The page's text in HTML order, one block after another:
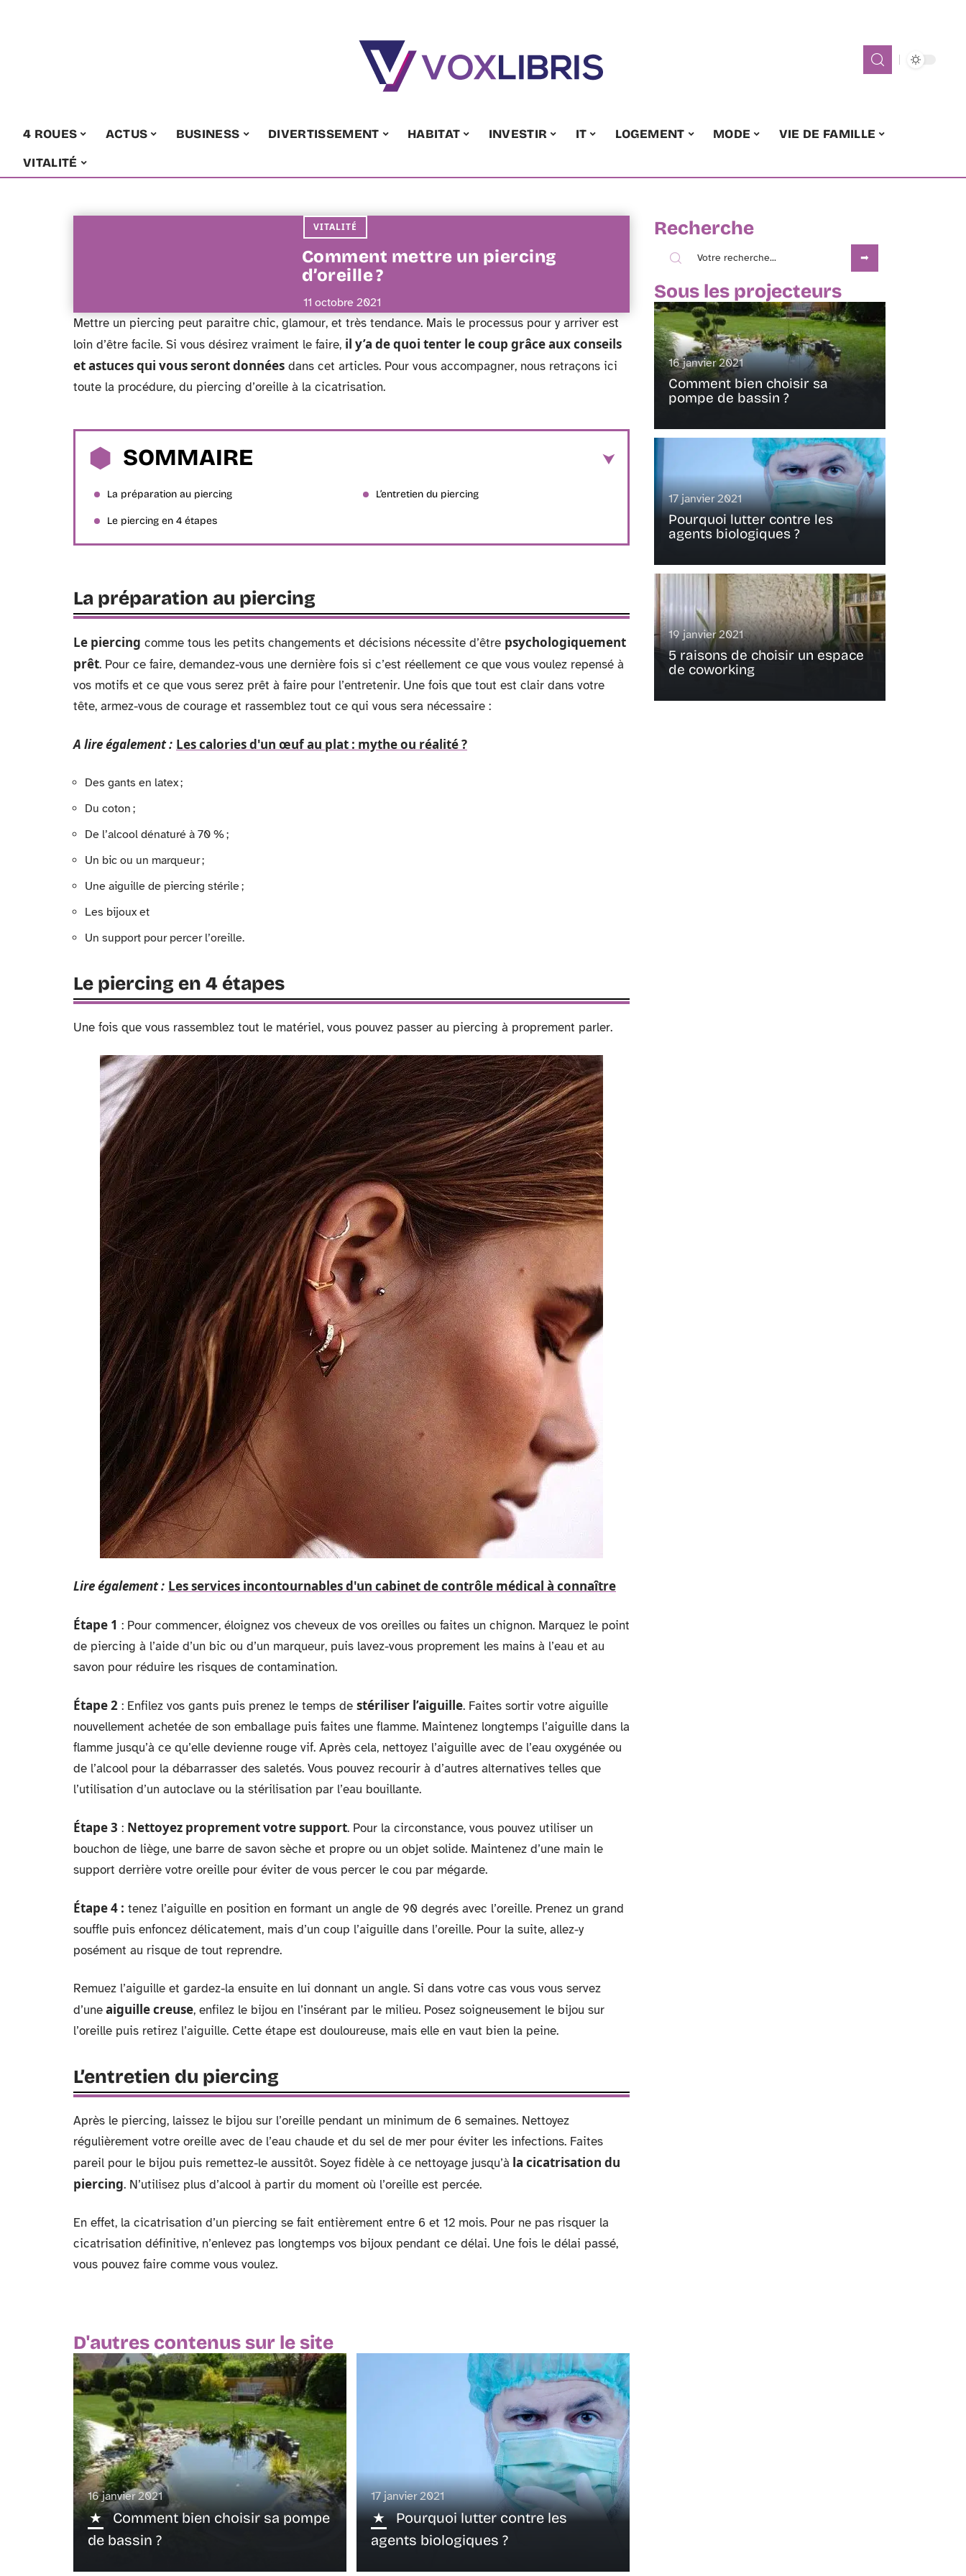
4 ROUES ACTUS BUSINESS DIVERTISSEMENT HABITAT INVESTIR IT LOGEMENT MODE
VIE DE FAMILLE
VITALITÉ
VITALITÉ
Comment mettre un piercing
d’oreille ?
11 octobre 2021
Mettre un piercing peut paraitre chic, glamour, et très tendance. Mais le processus pour y arriver est
loin d’être facile. Si vous désirez vraiment le faire, il y’a de quoi tenter le coup grâce aux conseils
et astuces qui vous seront données dans cet articles. Pour vous accompagner, nous retraçons ici
toute la procédure, du piercing d’oreille à la cicatrisation.
SOMMAIRE
La préparation au piercing
Le piercing en 4 étapes
L’entretien du piercing
La préparation au piercing
Le piercing comme tous les petits changements et décisions nécessite d’être psychologiquement
prêt. Pour ce faire, demandez-vous une dernière fois si c’est réellement ce que vous voulez repensé à
vos motifs et ce que vous serez prêt à faire pour l’entretenir. Une fois que tout est clair dans votre
tête, armez-vous de courage et rassemblez tout ce qui vous sera nécessaire :
A lire également : Les calories d'un œuf au plat : mythe ou réalité ?
Des gants en latex ;
Du coton ;
De l’alcool dénaturé à 70 % ;
Un bic ou un marqueur ;
Une aiguille de piercing stérile ;
Les bijoux et
Un support pour percer l’oreille.
Le piercing en 4 étapes
Une fois que vous rassemblez tout le matériel, vous pouvez passer au piercing à proprement parler.
Lire également : Les services incontournables d'un cabinet de contrôle médical à connaître
Étape 1 : Pour commencer, éloignez vos cheveux de vos oreilles ou faites un chignon. Marquez le point
de piercing à l’aide d’un bic ou d’un marqueur, puis lavez-vous proprement les mains à l’eau et au
savon pour réduire les risques de contamination.
Étape 2 : Enfilez vos gants puis prenez le temps de stériliser l’aiguille. Faites sortir votre aiguille
nouvellement achetée de son emballage puis faites une flamme. Maintenez longtemps l’aiguille dans la
flamme jusqu’à ce qu’elle devienne rouge vif. Après cela, nettoyez l’aiguille avec de l’eau oxygénée ou
de l’alcool pour la débarrasser des saletés. Vous pouvez recourir à d’autres alternatives telles que
l’utilisation d’un autoclave ou la stérilisation par l’eau bouillante.
Étape 3 : Nettoyez proprement votre support. Pour la circonstance, vous pouvez utiliser un
bouchon de liège, une barre de savon sèche et propre ou un objet solide. Maintenez d’une main le
support derrière votre oreille pour éviter de vous percer le cou par mégarde.
Étape 4 : tenez l’aiguille en position en formant un angle de 90 degrés avec l’oreille. Prenez un grand
souffle puis enfoncez délicatement, mais d’un coup l’aiguille dans l’oreille. Pour la suite, allez-y
posément au risque de tout reprendre.
Remuez l’aiguille et gardez-la ensuite en lui donnant un angle. Si dans votre cas vous vous servez
d’uneaiguille creuse, enfilez le bijou en l’insérant par le milieu. Posez soigneusement le bijou sur
l’oreille puis retirez l’aiguille. Cette étape est douloureuse, mais elle en vaut bien la peine.
L’entretien du piercing
Après le piercing, laissez le bijou sur l’oreille pendant un minimum de 6 semaines. Nettoyez
régulièrement votre oreille avec de l’eau chaude et du sel de mer pour éviter les infections. Faites
pareil pour le bijou puis remettez-le aussitôt. Soyez fidèle à ce nettoyage jusqu’à la cicatrisation du
piercing. N’utilisez plus d’alcool à partir du moment où l’oreille est percée.
En effet, la cicatrisation d’un piercing se fait entièrement entre 6 et 12 mois. Pour ne pas risquer la
cicatrisation définitive, n’enlevez pas longtemps vos bijoux pendant ce délai. Une fois le délai passé,
vous pouvez faire comme vous voulez.
D'autres contenus sur le site
16 janvier 2021
Comment bien choisir sa pompe
de bassin ?
17 janvier 2021
Pourquoi lutter contre les
agents biologiques ?
Recherche
Sous les projecteurs
16 janvier 2021
Comment bien choisir sa
pompe de bassin ?
17 janvier 2021
Pourquoi lutter contre les
agents biologiques ?
19 janvier 2021
5 raisons de choisir un espace
de coworking